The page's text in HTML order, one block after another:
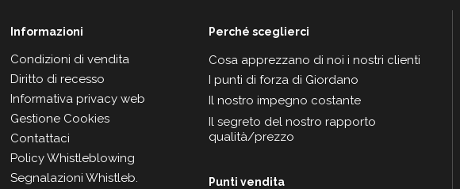
Informazioni
Condizioni di vendita
Diritto di recesso
Informativa privacy web
Gestione Cookies
Contattaci
Policy Whistleblowing
Segnalazioni Whistleb.
Perché sceglierci
Cosa apprezzano di noi i nostri clienti
I punti di forza di Giordano
Il nostro impegno costante
Il segreto del nostro rapporto
qualità/prezzo
Punti vendita